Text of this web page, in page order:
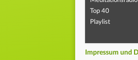
Top 40
Playlist
Impressum und